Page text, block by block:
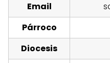
Email
Párroco
Diocesis